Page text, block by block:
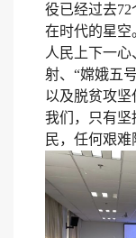
役已经过去72
在时代的星空
人民上下一心
射、“嫦娥五
以及脱贫攻
我们，只有坚
民，任何艰难